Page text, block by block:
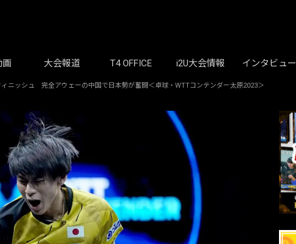
画 大会報道 T4 OFFICE i2U大会情報 インタビュー
ニッシュ 完全アウェーの中国で日本勢が奮闘＜卓球・WTTコンテンダー太原2023＞